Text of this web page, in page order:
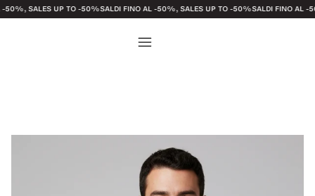
UP TO -50%SALDI FINO AL -50%, SALES UP TO -50%SALDI FINO AL -50%,